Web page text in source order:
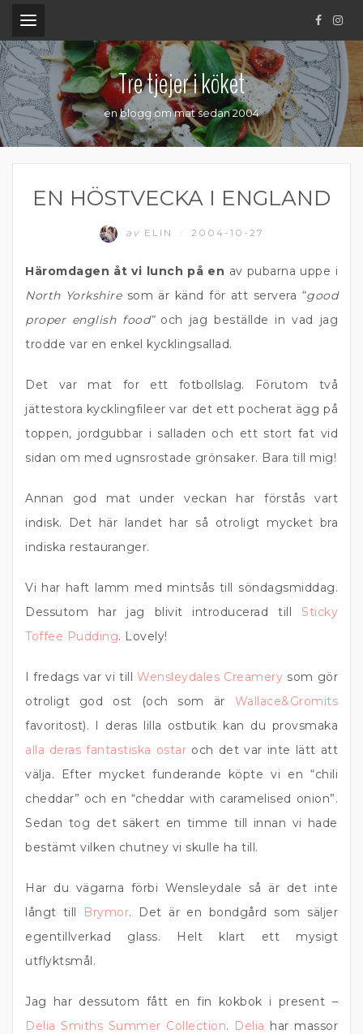
.
Tre tjejer i köket
en blogg om mat sedan 2004
EN HÖSTVECKA I ENGLAND
av ELIN 2004-10-27
Häromdagen åt vi lunch på en av pubarna uppe i
North Yorkshiresom är känd för att servera “good
proper english food”och jag beställde in vad jag
trodde var en enkel kycklingsallad.
Det var mat for ett fotbollslag. Förutom två
jättestora kycklingfileer var det ett pocherat ägg på
toppen, jordgubbar i salladen och ett stort fat vid
sidan om med ugnsrostade grönsaker. Bara till mig!
Annan god mat under veckan har förstås vart
indisk. Det här landet har så otroligt mycket bra
indiska restauranger.
Vi har haft lamm med mintsås till söndagsmiddag.
Dessutom har jag blivit introducerad till Sticky
Toffee Pudding. Lovely!
I fredags var vi tillWensleydales Creamery som gör
otroligt god ost (och som är Wallace&Gromits
favoritost). I deras lilla ostbutik kan du provsmaka
alla deras fantastiska ostar och det var inte lätt att
välja. Efter mycket funderande köpte vi en “chili
cheddar” och en “cheddar with caramelised onion”.
Sedan tog det säkert en timme till innan vi hade
bestämt vilken chutney vi skulle ha till.
Har du vägarna förbi Wensleydale så är det inte
långt till Brymor. Det är en bondgård som säljer
egentillverkad glass. Helt klart ett mysigt
utflyktsmål.
Jag har dessutom fått en fin kokbok i present –
Delia Smiths Summer Collection. Delia har massor